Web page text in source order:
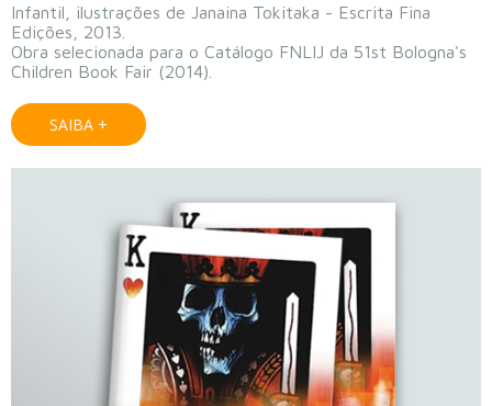
Infantil, ilustrações de Janaina Tokitaka - Escrita Fina
Edições, 2013.
Obra selecionada para o Catálogo FNLIJ da 51st Bologna's
Children Book Fair (2014).
SAIBA +